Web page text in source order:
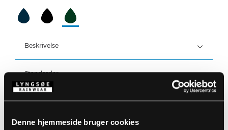
Denne hjemmeside bruger cookies
Beskrivelse
100% Polyester strik, 360 g/m² med
100% Polyester mekanisk stretch, 280 g/m²
Standarder
Detaljer